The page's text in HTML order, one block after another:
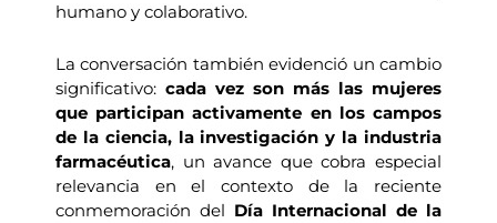
humano y colaborativo.
La conversación también evidenció un cambio
significativo: cada vez son más las mujeres
que participan activamente en los campos
de la ciencia, la investigación y la industria
farmacéutica, un avance que cobra especial
relevancia en el contexto de la reciente
conmemoración del Día Internacional de la